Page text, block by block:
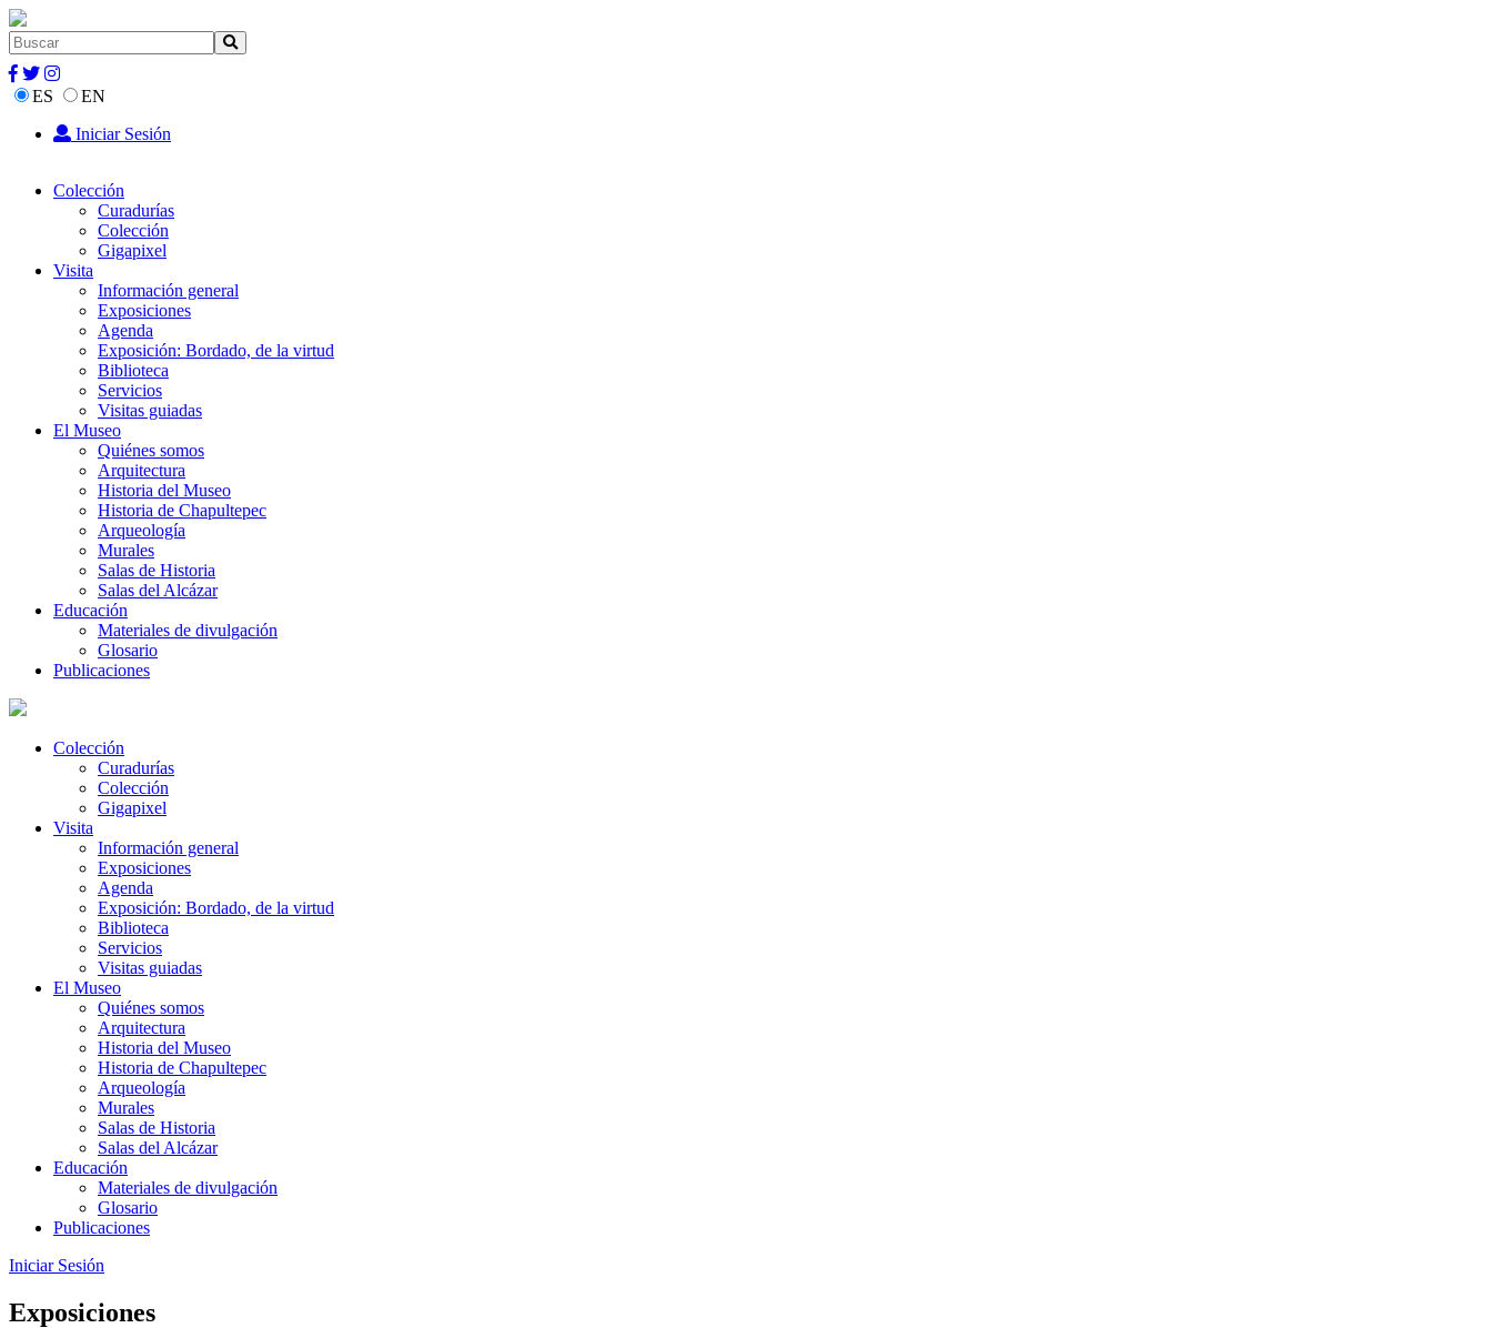
ES
EN
Iniciar Sesión
Colección
Curadurías
Colección
Gigapixel
Visita
Información general
Exposiciones
Agenda
Exposición: Bordado, de la virtud
Biblioteca
Servicios
Visitas guiadas
El Museo
Quiénes somos
Arquitectura
Historia del Museo
Historia de Chapultepec
Arqueología
Murales
Salas de Historia
Salas del Alcázar
Educación
Materiales de divulgación
Glosario
Publicaciones
Colección
Curadurías
Colección
Gigapixel
Visita
Información general
Exposiciones
Agenda
Exposición: Bordado, de la virtud
Biblioteca
Servicios
Visitas guiadas
El Museo
Quiénes somos
Arquitectura
Historia del Museo
Historia de Chapultepec
Arqueología
Murales
Salas de Historia
Salas del Alcázar
Educación
Materiales de divulgación
Glosario
Publicaciones
Iniciar Sesión
Exposiciones